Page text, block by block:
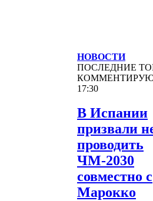
НОВОСТИ
ПОСЛЕДНИЕ
17:30
В Испании
призвали
проводить
ЧМ-2030
совместно с
Марокко